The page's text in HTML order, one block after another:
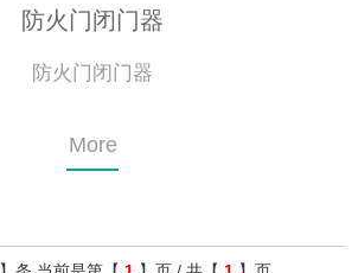
防火门闭门器
防火门闭门器
More